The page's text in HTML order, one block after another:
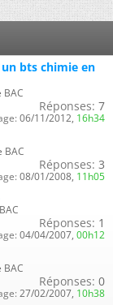
bts chimie en
Réponses: 7
06/11/2012, 16h34
BAC
Réponses: 3
08/01/2008, 11h05
Réponses: 1
04/04/2007, 00h12
Réponses: 0
27/02/2007, 10h38